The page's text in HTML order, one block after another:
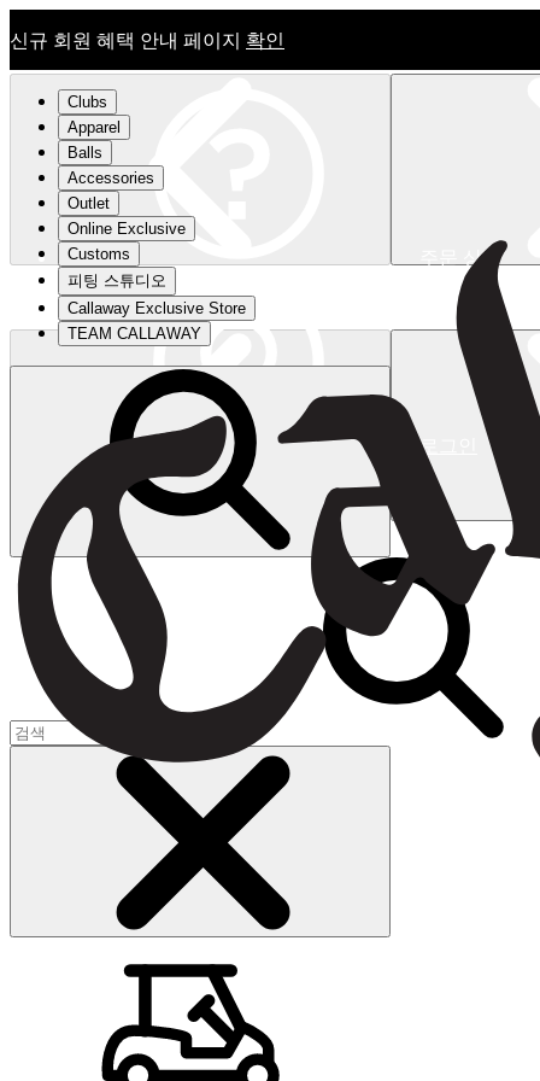
신규 회원 혜택 안내 페이지 확인
신규 회원 혜택 안내 페이지확인
주문 상태
로그인
장바구니
Clubs
Apparel
Balls
Accessories
Outlet
Online Exclusive
Customs
피팅 스튜디오
Callaway Exclusive Store
TEAM CALLAWAY